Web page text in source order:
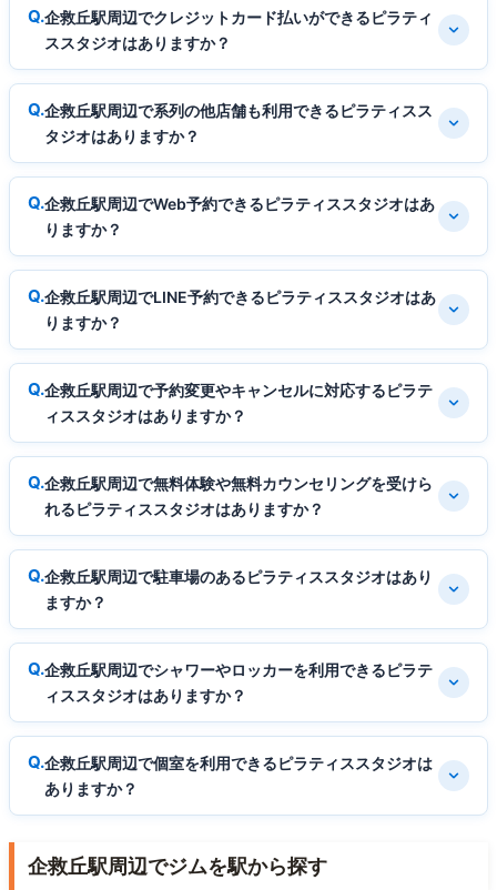
企救丘駅周辺でクレジットカード払いができるピラティ
ススタジオはありますか？
企救丘駅周辺で系列の他店舗も利用できるピラティスス
タジオはありますか？
企救丘駅周辺でWeb予約できるピラティススタジオはあ
りますか？
企救丘駅周辺でLINE予約できるピラティススタジオはあ
りますか？
企救丘駅周辺で予約変更やキャンセルに対応するピラテ
ィススタジオはありますか？
企救丘駅周辺で無料体験や無料カウンセリングを受けら
れるピラティススタジオはありますか？
企救丘駅周辺で駐車場のあるピラティススタジオはあり
ますか？
企救丘駅周辺でシャワーやロッカーを利用できるピラテ
ィススタジオはありますか？
企救丘駅周辺で個室を利用できるピラティススタジオは
ありますか？
企救丘駅周辺でジムを駅から探す